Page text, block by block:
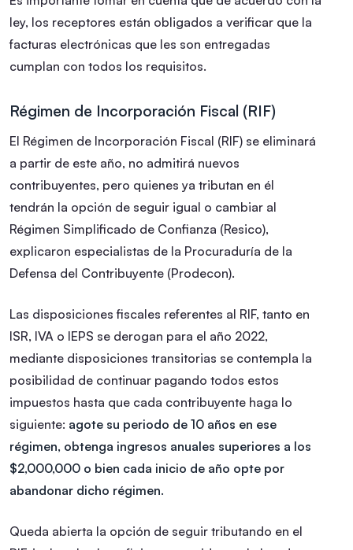
ley, los receptores están obligados a verificar que la
facturas electrónicas que les son entregadas
cumplan con todos los requisitos.
Régimen de Incorporación Fiscal (RIF)
El Régimen de Incorporación Fiscal (RIF) se eliminará
a partir de este año, no admitirá nuevos
contribuyentes, pero quienes ya tributan en él
tendrán la opción de seguir igual o cambiar al
Régimen Simplificado de Confianza (Resico),
explicaron especialistas de la Procuraduría de la
Defensa del Contribuyente (Prodecon).
Las disposiciones fiscales referentes al RIF, tanto en
ISR, IVA o IEPS se derogan para el año 2022,
mediante disposiciones transitorias se contempla la
posibilidad de continuar pagando todos estos
impuestos hasta que cada contribuyente haga lo
siguiente: agote su periodo de 10 años en ese
régimen, obtenga ingresos anuales superiores a los
$2,000,000 o bien cada inicio de año opte por
abandonar dicho régimen.
Queda abierta la opción de seguir tributando en el